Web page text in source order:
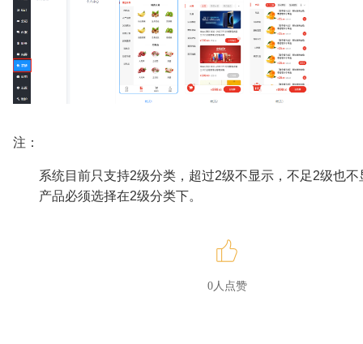
注：
系统目前只支持2级分类，超过2级不显示，不足2级也不
产品必须选择在2级分类下。
0人点赞